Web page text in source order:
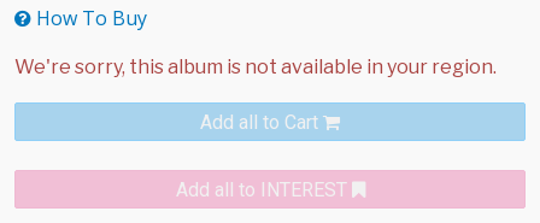
How To Buy
Add all to Cart
Add all to INTEREST